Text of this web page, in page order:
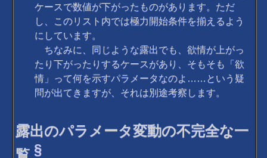
ケースで数値が下がったものがあります。ただ
し、このリスト内では極力開始条件を揃えるよう
にしています。
ちなみに、同じような露出でも、欲情が上がっ
たり下がったりするケースがあり、そもそも「欲
情」って何を示すパラメータなのよ……という疑
問が出てきますが、それは別途考察します。
露出のパラメータ変動の不完全な一
§